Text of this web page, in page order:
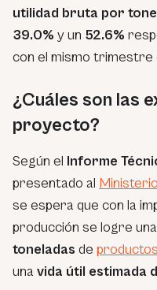
utilidad bruta por
39.0% y un 52.6%
con el mismo trimestre
¿Cuáles son las
proyecto?
Según el Informe
presentado al
se espera que con la
producción se logre una
toneladas de productos
una vida útil estimada